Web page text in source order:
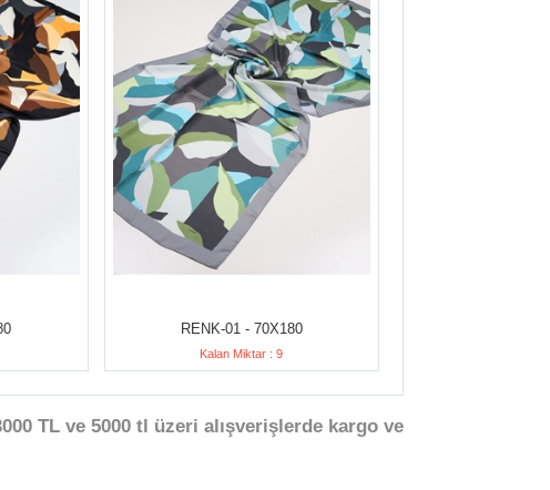
RENK-01 - 70X180
Kalan Miktar : 9
TL ve 5000 tl üzeri alışverişlerde kargo ve